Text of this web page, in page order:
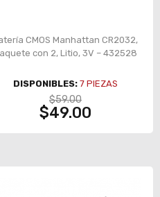
CMOS Manhattan CR2032,
con 2, Litio, 3V – 432528
DISPONIBLES: 7PIEZAS
$59.00
$49.00